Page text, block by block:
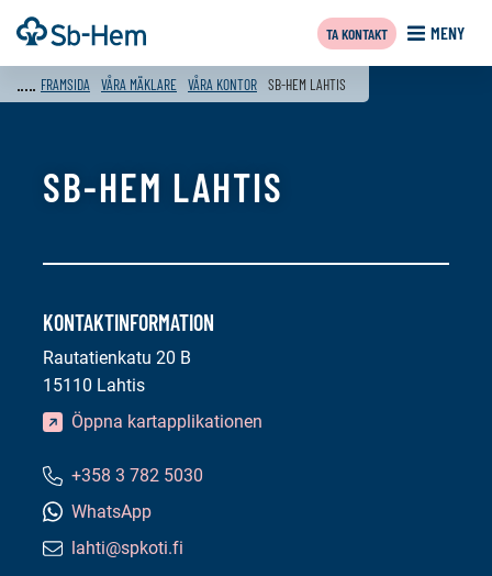
Till
innehållet
Framsida MENY
TA KONTAKT
FRAMSIDA VÅRA MÄKLARE VÅRA KONTOR SB-HEM LAHTIS
SB-HEM LAHTIS
KONTAKTINFORMATION
Rautatienkatu 20 B
15110 Lahtis
Öppna kartapplikationen
Telefonnummer:
+358 3 782 5030
WhatsApp
E-
lahti@spkoti.fi